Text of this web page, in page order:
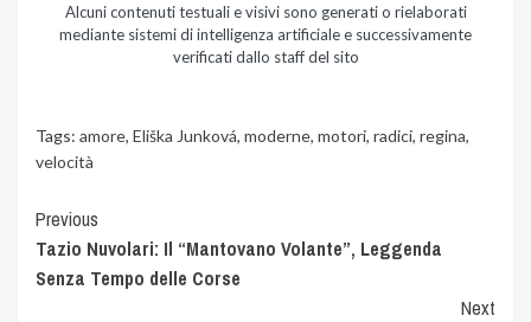
Alcuni contenuti testuali e visivi sono generati o rielaborati
mediante sistemi di intelligenza artificiale e successivamente
verificati dallo staff del sito
Tags: amore, Eliška Junková, moderne, motori, radici, regina,
velocità
Previous
Tazio Nuvolari: Il “Mantovano Volante”, Leggenda
Senza Tempo delle Corse
Next